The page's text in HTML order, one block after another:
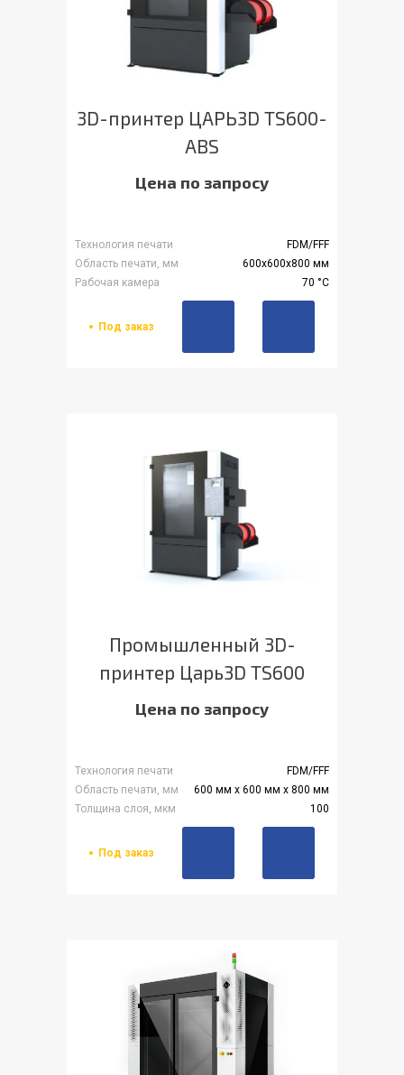
3D-принтер ЦАРЬ3D TS600-
ABS
Цена по запросу
Технология печати
FDM/FFF
Область печати, мм
600x600x800 мм
Рабочая камера
70 °С
Под заказ
Промышленный 3D-
принтер Царь3D TS600
Цена по запросу
Технология печати
FDM/FFF
Область печати, мм
600 мм х 600 мм х 800 мм
Толщина слоя, мкм
100
Под заказ